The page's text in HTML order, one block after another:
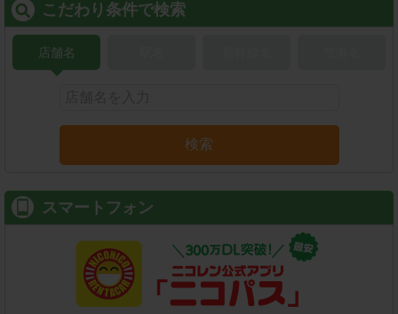
こだわり条件で検索
店舗名
検索
スマートフォン